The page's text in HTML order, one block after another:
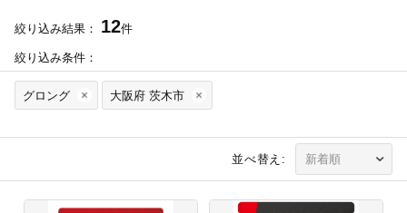
絞り込み結果： 12件
絞り込み条件：
グロング 大阪府 茨木市
並べ替え: